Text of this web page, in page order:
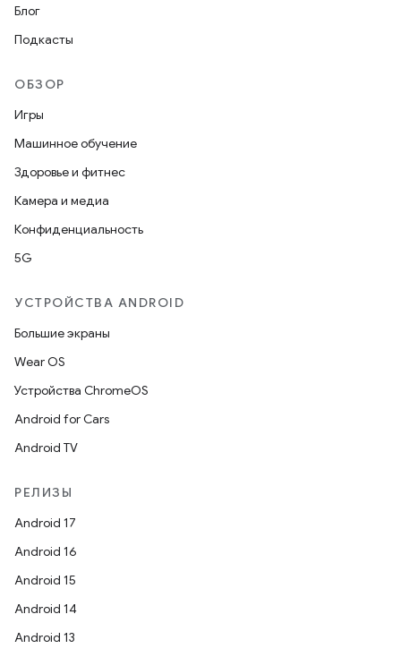
Блог
Подкасты
ОБЗОР
Игры
Машинное обучение
Здоровье и фитнес
Камера и медиа
Конфиденциальность
5G
УСТРОЙСТВА ANDROID
Большие экраны
Wear OS
Устройства ChromeOS
Android for Cars
Android TV
РЕЛИЗЫ
Android 17
Android 16
Android 15
Android 14
Android 13